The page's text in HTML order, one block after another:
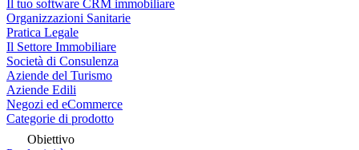
Il tuo software CRM immobiliare
Organizzazioni Sanitarie
Pratica Legale
Il Settore Immobiliare
Società di Consulenza
Aziende del Turismo
Aziende Edili
Negozi ed eCommerce
Categorie di prodotto
Obiettivo